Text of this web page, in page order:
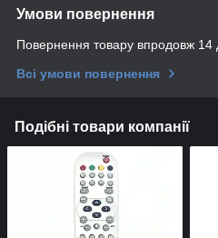
Умови повернення
Повернення товару впродовж 14
Всі умови повернення
Подібні товари компанії